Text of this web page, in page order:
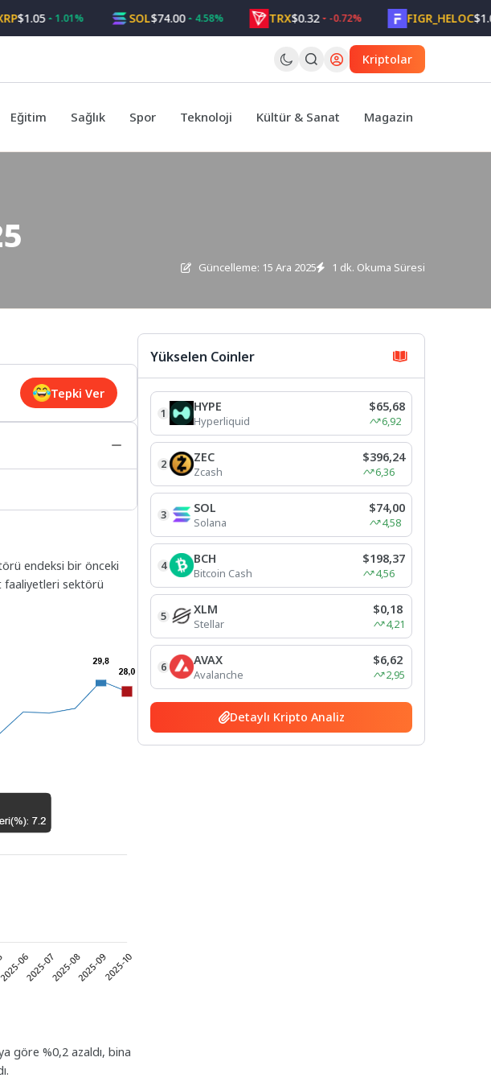
1.01% SOL$74.00 4.58% TRX$0.32 -0.72% FIGR_HELOC$1.05
Kriptolar
Eğitim Sağlık Spor Teknoloji Kültür & Sanat Magazin
Güncelleme: 15 Ara 2025 1 dk. Okuma Süresi
Tepki Ver
endeksi bir önceki
faaliyetleri sektörü
göre %0,2 azaldı, bina
Yükselen Coinler
1 HYPE
Hyperliquid
$65,68
6,92
2 ZEC
Zcash
$396,24
6,36
3 SOL
Solana
$74,00
4,58
4 BCH
Bitcoin Cash
$198,37
4,56
5 XLM
Stellar
$0,18
4,21
6 AVAX
Avalanche
$6,62
2,95
Detaylı Kripto Analiz